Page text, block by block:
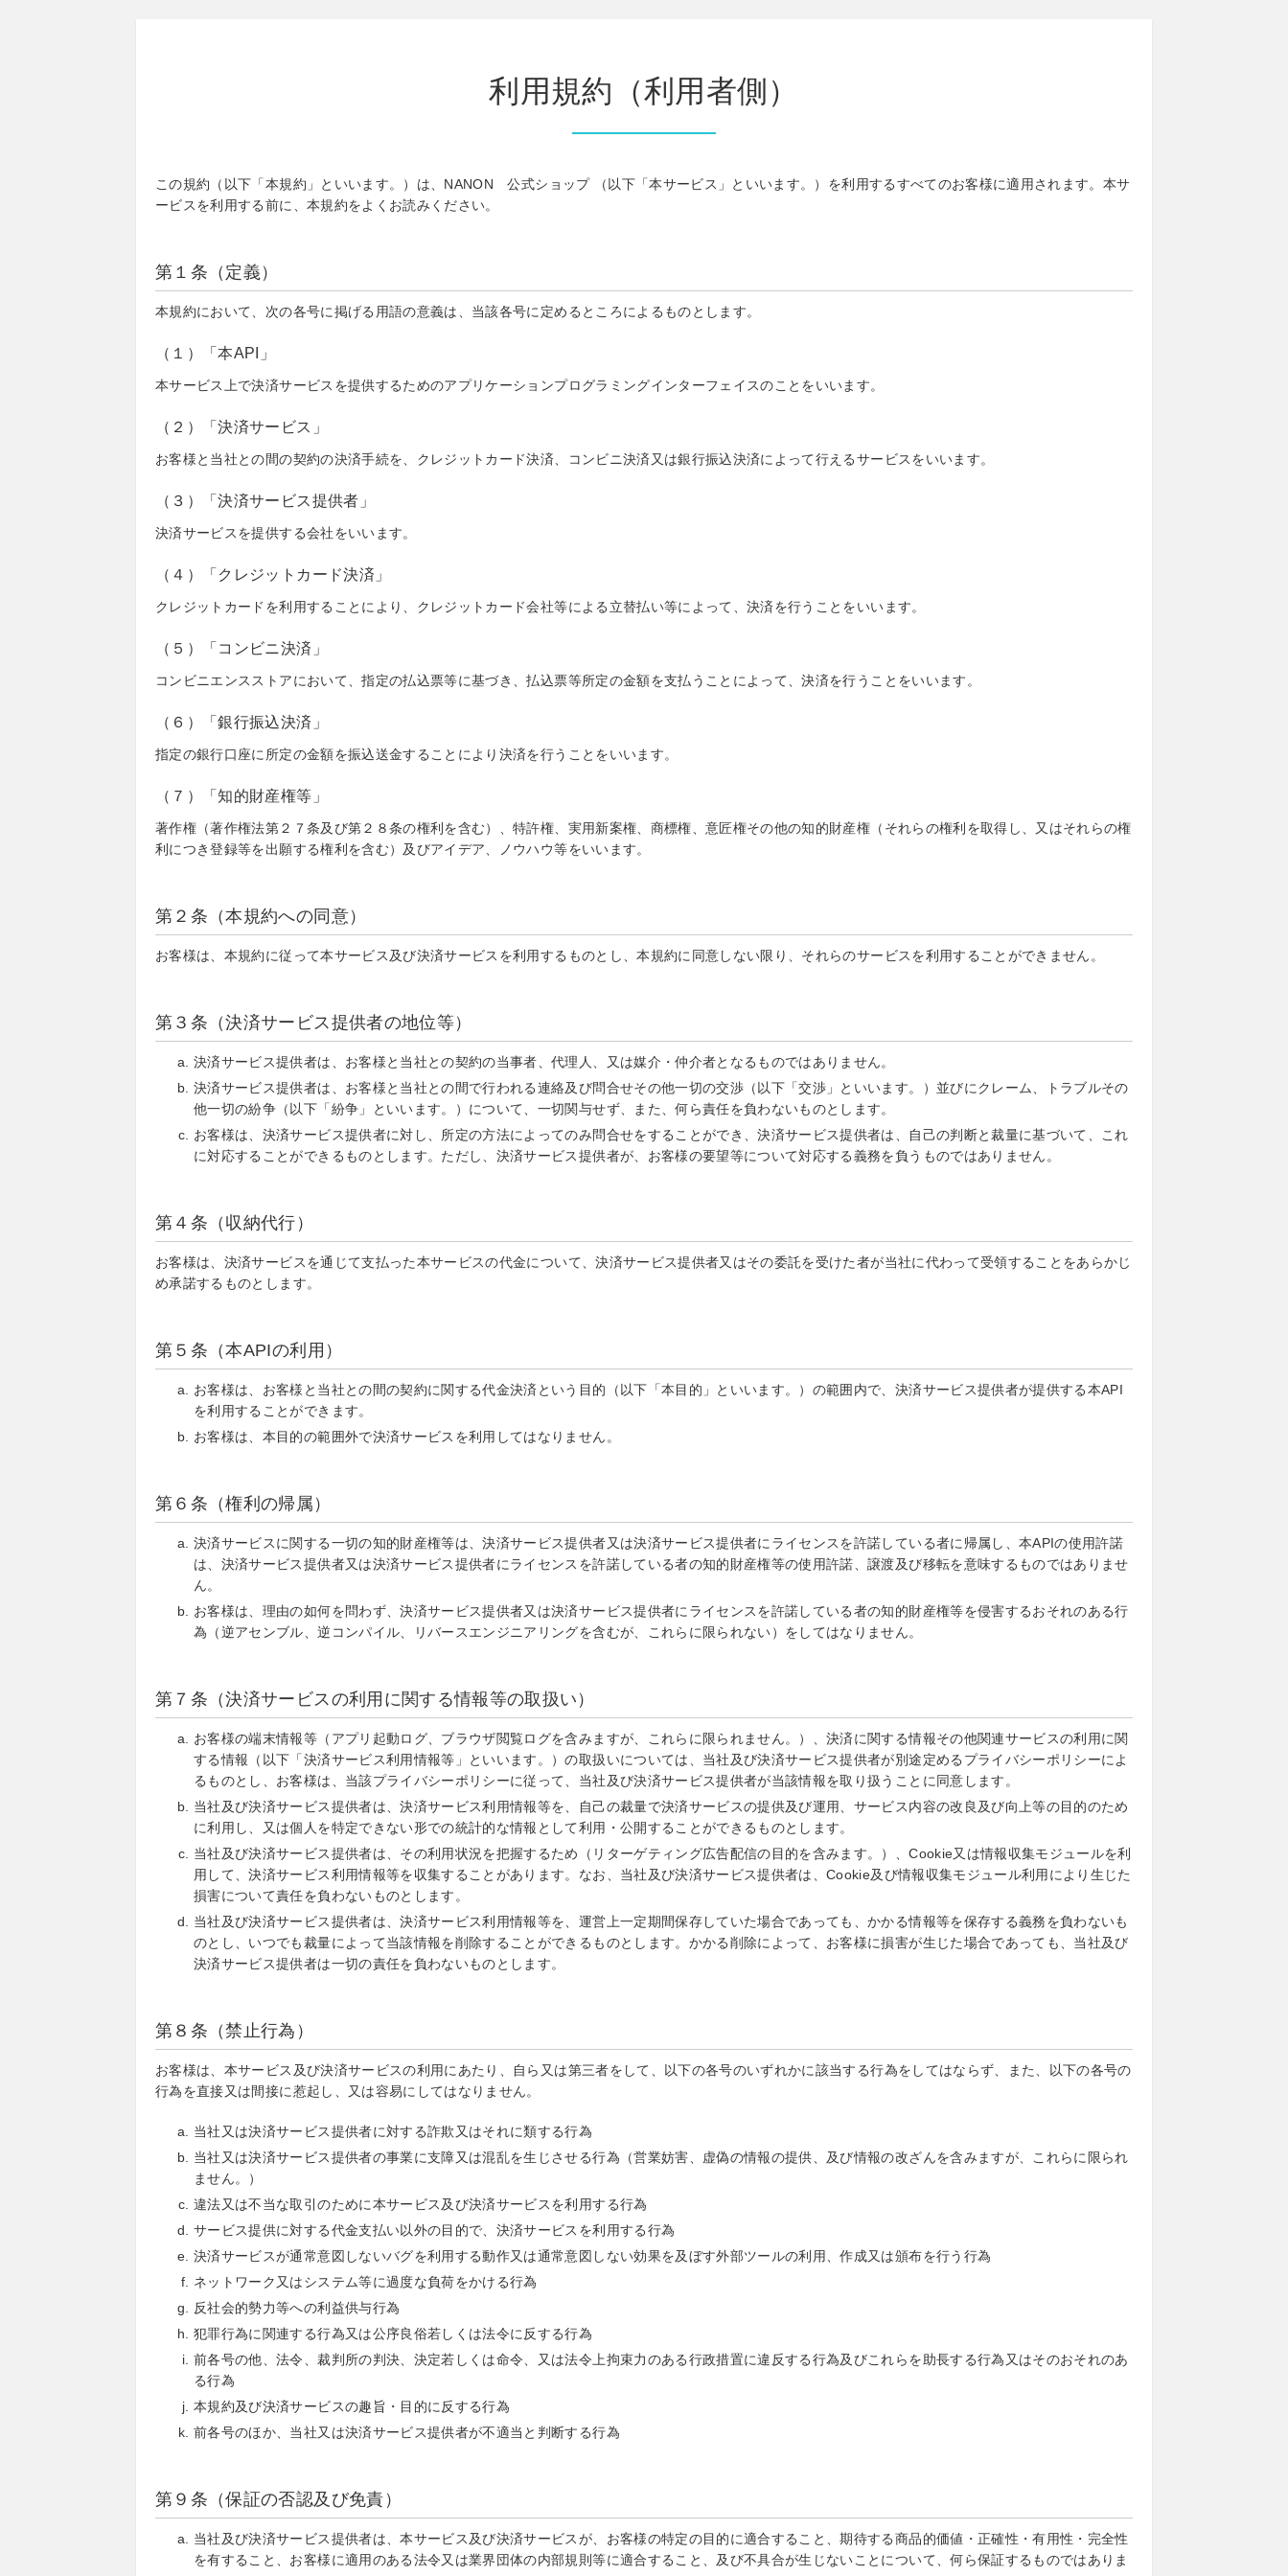
利用規約（利用者側）
この規約（以下「本規約」といいます。）は、NANON 公式ショップ （以下「本サービス」といいます。）を利用するすべてのお客様に適用されます。本サ
ービスを利用する前に、本規約をよくお読みください。
第１条（定義）
本規約において、次の各号に掲げる用語の意義は、当該各号に定めるところによるものとします。
（１）「本API」
本サービス上で決済サービスを提供するためのアプリケーションプログラミングインターフェイスのことをいいます。
（２）「決済サービス」
お客様と当社との間の契約の決済手続を、クレジットカード決済、コンビニ決済又は銀行振込決済によって行えるサービスをいいます。
（３）「決済サービス提供者」
決済サービスを提供する会社をいいます。
（４）「クレジットカード決済」
クレジットカードを利用することにより、クレジットカード会社等による立替払い等によって、決済を行うことをいいます。
（５）「コンビニ決済」
コンビニエンスストアにおいて、指定の払込票等に基づき、払込票等所定の金額を支払うことによって、決済を行うことをいいます。
（６）「銀行振込決済」
指定の銀行口座に所定の金額を振込送金することにより決済を行うことをいいます。
（７）「知的財産権等」
著作権（著作権法第２７条及び第２８条の権利を含む）、特許権、実用新案権、商標権、意匠権その他の知的財産権（それらの権利を取得し、又はそれらの権
利につき登録等を出願する権利を含む）及びアイデア、ノウハウ等をいいます。
第２条（本規約への同意）
お客様は、本規約に従って本サービス及び決済サービスを利用するものとし、本規約に同意しない限り、それらのサービスを利用することができません。
第３条（決済サービス提供者の地位等）
決済サービス提供者は、お客様と当社との契約の当事者、代理人、又は媒介・仲介者となるものではありません。
決済サービス提供者は、お客様と当社との間で行われる連絡及び問合せその他一切の交渉（以下「交渉」といいます。）並びにクレーム、トラブルその
他一切の紛争（以下「紛争」といいます。）について、一切関与せず、また、何ら責任を負わないものとします。
お客様は、決済サービス提供者に対し、所定の方法によってのみ問合せをすることができ、決済サービス提供者は、自己の判断と裁量に基づいて、これ
に対応することができるものとします。ただし、決済サービス提供者が、お客様の要望等について対応する義務を負うものではありません。
第４条（収納代行）
お客様は、決済サービスを通じて支払った本サービスの代金について、決済サービス提供者又はその委託を受けた者が当社に代わって受領することをあらかじ
め承諾するものとします。
第５条（本APIの利用）
お客様は、お客様と当社との間の契約に関する代金決済という目的（以下「本目的」といいます。）の範囲内で、決済サービス提供者が提供する本API
を利用することができます。
お客様は、本目的の範囲外で決済サービスを利用してはなりません。
第６条（権利の帰属）
決済サービスに関する一切の知的財産権等は、決済サービス提供者又は決済サービス提供者にライセンスを許諾している者に帰属し、本APIの使用許諾
は、決済サービス提供者又は決済サービス提供者にライセンスを許諾している者の知的財産権等の使用許諾、譲渡及び移転を意味するものではありませ
ん。
お客様は、理由の如何を問わず、決済サービス提供者又は決済サービス提供者にライセンスを許諾している者の知的財産権等を侵害するおそれのある行
為（逆アセンブル、逆コンパイル、リバースエンジニアリングを含むが、これらに限られない）をしてはなりません。
第７条（決済サービスの利用に関する情報等の取扱い）
お客様の端末情報等（アプリ起動ログ、ブラウザ閲覧ログを含みますが、これらに限られません。）、決済に関する情報その他関連サービスの利用に関
する情報（以下「決済サービス利用情報等」といいます。）の取扱いについては、当社及び決済サービス提供者が別途定めるプライバシーポリシーによ
るものとし、お客様は、当該プライバシーポリシーに従って、当社及び決済サービス提供者が当該情報を取り扱うことに同意します。
当社及び決済サービス提供者は、決済サービス利用情報等を、自己の裁量で決済サービスの提供及び運用、サービス内容の改良及び向上等の目的のため
に利用し、又は個人を特定できない形での統計的な情報として利用・公開することができるものとします。
当社及び決済サービス提供者は、その利用状況を把握するため（リターゲティング広告配信の目的を含みます。）、Cookie又は情報収集モジュールを利
用して、決済サービス利用情報等を収集することがあります。なお、当社及び決済サービス提供者は、Cookie及び情報収集モジュール利用により生じた
損害について責任を負わないものとします。
当社及び決済サービス提供者は、決済サービス利用情報等を、運営上一定期間保存していた場合であっても、かかる情報等を保存する義務を負わないも
のとし、いつでも裁量によって当該情報を削除することができるものとします。かかる削除によって、お客様に損害が生じた場合であっても、当社及び
決済サービス提供者は一切の責任を負わないものとします。
第８条（禁止行為）
お客様は、本サービス及び決済サービスの利用にあたり、自ら又は第三者をして、以下の各号のいずれかに該当する行為をしてはならず、また、以下の各号の
行為を直接又は間接に惹起し、又は容易にしてはなりません。
当社又は決済サービス提供者に対する詐欺又はそれに類する行為
当社又は決済サービス提供者の事業に支障又は混乱を生じさせる行為（営業妨害、虚偽の情報の提供、及び情報の改ざんを含みますが、これらに限られ
ません。）
違法又は不当な取引のために本サービス及び決済サービスを利用する行為
サービス提供に対する代金支払い以外の目的で、決済サービスを利用する行為
決済サービスが通常意図しないバグを利用する動作又は通常意図しない効果を及ぼす外部ツールの利用、作成又は頒布を行う行為
ネットワーク又はシステム等に過度な負荷をかける行為
反社会的勢力等への利益供与行為
犯罪行為に関連する行為又は公序良俗若しくは法令に反する行為
前各号の他、法令、裁判所の判決、決定若しくは命令、又は法令上拘束力のある行政措置に違反する行為及びこれらを助長する行為又はそのおそれのあ
る行為
本規約及び決済サービスの趣旨・目的に反する行為
前各号のほか、当社又は決済サービス提供者が不適当と判断する行為
第９条（保証の否認及び免責）
当社及び決済サービス提供者は、本サービス及び決済サービスが、お客様の特定の目的に適合すること、期待する商品的価値・正確性・有用性・完全性
を有すること、お客様に適用のある法令又は業界団体の内部規則等に適合すること、及び不具合が生じないことについて、何ら保証するものではありま